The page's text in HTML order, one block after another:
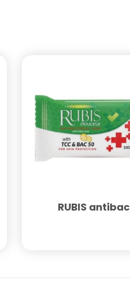
RUBIS antibac